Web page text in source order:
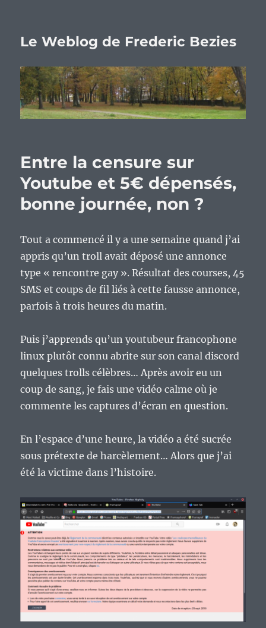
Le Weblog de Frederic Bezies
Entre la censure sur
Youtube et 5€ dépensés,
bonne journée, non ?
Tout a commencé il y a une semaine quand j’ai
appris qu’un troll avait déposé une annonce
type « rencontre gay ». Résultat des courses, 45
SMS et coups de fil liés à cette fausse annonce,
parfois à trois heures du matin.
Puis j’apprends qu’un youtubeur francophone
linux plutôt connu abrite sur son canal discord
quelques trolls célèbres… Après avoir eu un
coup de sang, je fais une vidéo calme où je
commente les captures d’écran en question.
En l’espace d’une heure, la vidéo a été sucrée
sous prétexte de harcèlement… Alors que j’ai
été la victime dans l’histoire.